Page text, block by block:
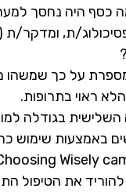
היה נחסך
ת, ומדקר/
ראוי בתרופות.
בגודלה
באמצעות שימוש
את הטיפול